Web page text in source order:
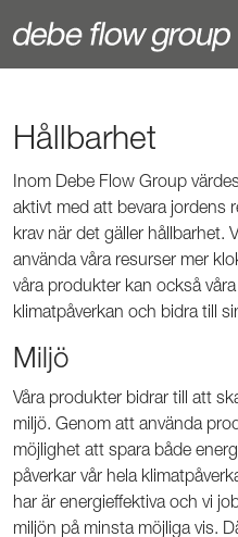
Hållbarhet
Inom Debe Flow Group
aktivt med att bevara jordens
krav när det gäller hållbarhet.
använda våra resurser mer
våra produkter kan också
klimatpåverkan och bidra till
Miljö
Våra produkter bidrar till att
miljö. Genom att använda
möjlighet att spara både
påverkar vår hela
har är energieffektiva och vi
miljön på minsta möjliga vis.